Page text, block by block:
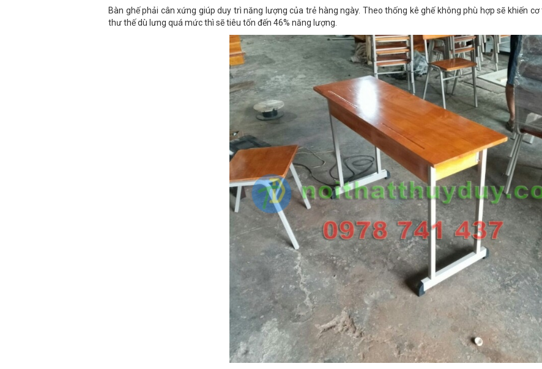
Bàn ghế phải cân xứng giúp duy trì năng lượng của trẻ hàng ngày. Theo thống kê ghế không phù hợp sẽ khiến
thư thế dù lưng quá mức thì sẽ tiêu tốn đến 46% năng lượng.